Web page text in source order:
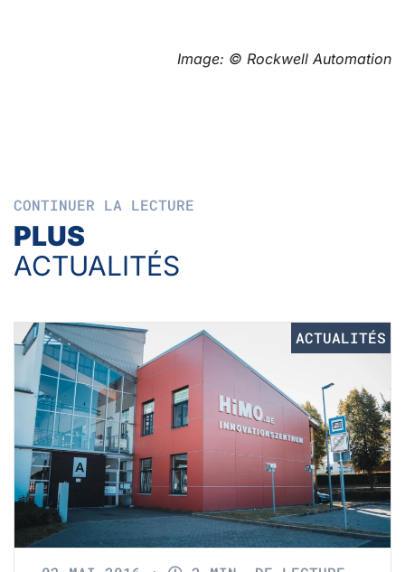
Image: © Rockwell Automation
CONTINUER LA LECTURE
PLUS
ACTUALITÉS
ACTUALITÉS